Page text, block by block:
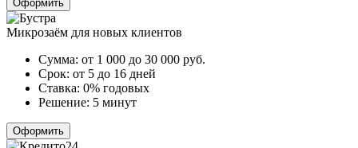
Оформить
Микрозаём для новых клиентов
Сумма: от 1 000 до 30 000 руб.
Срок: от 5 до 16 дней
Ставка: 0% годовых
Решение: 5 минут
Оформить